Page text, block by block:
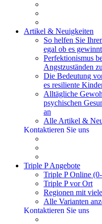
Artikel & Neuigkeiten
So helfen Sie
egal ob es
Perfektionismus
Angstzuständen
Die Bedeutung
es resiliente
Alltägliche
psychischen
an
Alle Artikel &
Kontaktieren Sie uns
Triple P Angebote
Triple P Online
Triple P vor Ort
Regionen mit
Alle Varianten
Kontaktieren Sie uns